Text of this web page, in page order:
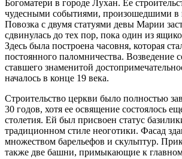
Богоматери в городе Лухан. Ее
чудесными событиями, произошедшими в
Повозка с двумя статуями девы Марии
сдвинулась до тех пор, пока один из
Здесь была построена часовня, которая
постоянного паломничества. Возведение
ставшего знаменитой
началось в конце 19 века.
Строительство церкви было полностью
30 годов, хотя ее освящение состоялось
столетия. Ей был присвоен статус
традиционном стиле неоготики. Фасад
множеством барельефов и скульптур.
также две башни, примыкающие к